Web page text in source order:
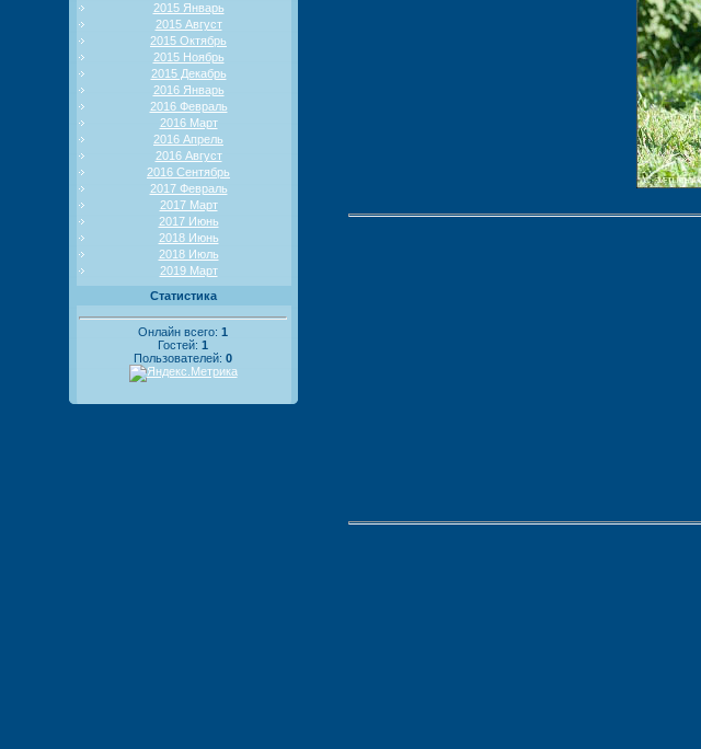
2015 Январь
2015 Август
2015 Октябрь
2015 Ноябрь
2015 Декабрь
2016 Январь
2016 Февраль
2016 Март
2016 Апрель
2016 Август
2016 Сентябрь
2017 Февраль
2017 Март
2017 Июнь
2018 Июнь
2018 Июль
2019 Март
Статистика
Онлайн всего: 1
Гостей: 1
Пользователей: 0